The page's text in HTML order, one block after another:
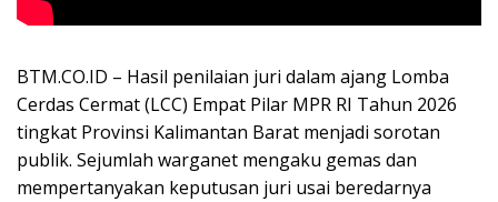
BTM.CO.ID – Hasil penilaian juri dalam ajang Lomba
Cerdas Cermat (LCC) Empat Pilar MPR RI Tahun 2026
tingkat Provinsi Kalimantan Barat menjadi sorotan
publik. Sejumlah warganet mengaku gemas dan
mempertanyakan keputusan juri usai beredarnya